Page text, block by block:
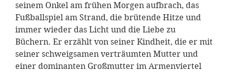
seinem Onkel am frühen Morgen aufbrach, das
Fußballspiel am Strand, die brütende Hitze und
immer wieder das Licht und die Liebe zu
Büchern. Er erzählt von seiner Kindheit, die er mit
seiner schweigsamen verträumten Mutter und
einer dominanten Großmutter im Armenviertel